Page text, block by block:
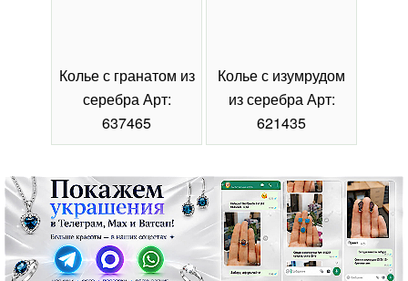
Колье с гранатом из
серебра Арт:
637465
Колье с изумрудом
из серебра Арт:
621435